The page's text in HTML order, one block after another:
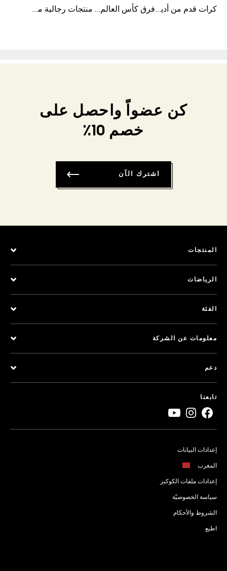
كرات قدم من أديداس
فرق كأس العالم FIFA 26™ منتجات رجالية من أديداس
كن عضواً واحصل على
خصم 10٪
اشترك الآن
المنتجات
الرياضات
الفئة
معلومات عن الشركة
دعم
تابعنا
إعدادات البيانات
المغرب
إعدادات ملفات الكوكيز
سياسة الخصوصيّة
الشروط والأحكام
اطبع